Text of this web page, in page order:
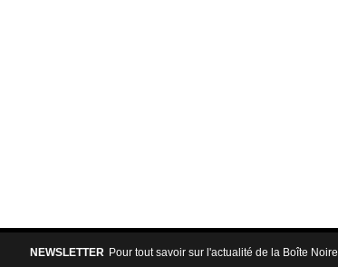
NEWSLETTER Pour tout savoir sur l'actualité de la Boîte Noire